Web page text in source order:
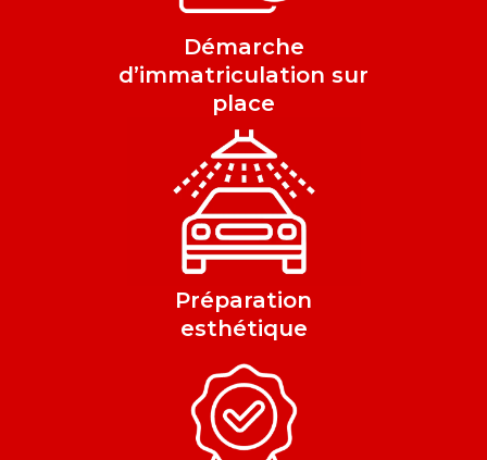
Démarche
d’immatriculation sur
place
Préparation
esthétique